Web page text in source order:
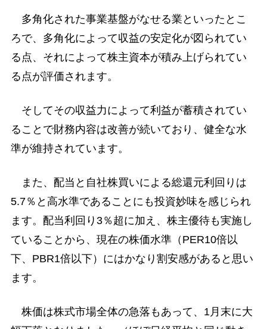
多角化された事業基盤がなせる業といったとこ
ろで、多角化によって収益の安定化が図られてい
る点、それによって株主資本が積み上げられてい
る点が評価されます。
そしてその収益力によって利益が蓄積されてい
ることで財務内容は改善が続いており、健全な水
準が維持されています。
また、配当と自社株買いによる総還元利回りは
5.7％と高水準であることにも投資妙味を感じられ
ます。配当利回り3％超に加え、株主優待も実施し
ていることから、現在の株価水準（PER10倍以
下、PBR1倍以下）にはかなり割安感があると思い
ます。
株価は株式市場全体の急落もあって、1月末に大